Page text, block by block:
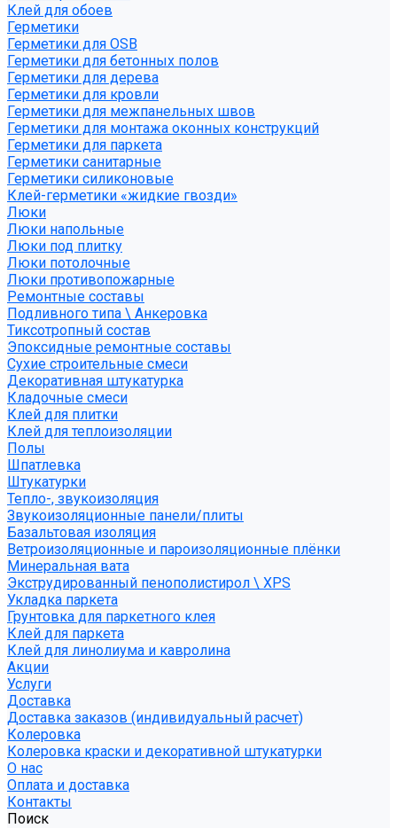
Клей для обоев
Герметики
Герметики для OSB
Герметики для бетонных полов
Герметики для дерева
Герметики для кровли
Герметики для межпанельных швов
Герметики для монтажа оконных конструкций
Герметики для паркета
Герметики санитарные
Герметики силиконовые
Клей-герметики «жидкие гвозди»
Люки
Люки напольные
Люки под плитку
Люки потолочные
Люки противопожарные
Ремонтные составы
Подливного типа \ Анкеровка
Тиксотропный состав
Эпоксидные ремонтные составы
Сухие строительные смеси
Декоративная штукатурка
Кладочные смеси
Клей для плитки
Клей для теплоизоляции
Полы
Шпатлевка
Штукатурки
Тепло-, звукоизоляция
Звукоизоляционные панели/плиты
Базальтовая изоляция
Ветроизоляционные и пароизоляционные плёнки
Минеральная вата
Экструдированный пенополистирол \ XPS
Укладка паркета
Грунтовка для паркетного клея
Клей для паркета
Клей для линолиума и кавролина
Акции
Услуги
Доставка
Доставка заказов (индивидуальный расчет)
Колеровка
Колеровка краски и декоративной штукатурки
О нас
Оплата и доставка
Контакты
Поиск